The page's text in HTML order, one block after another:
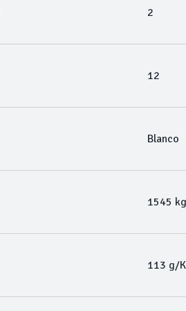
2
12
Blanco
1545 kg
113 g/